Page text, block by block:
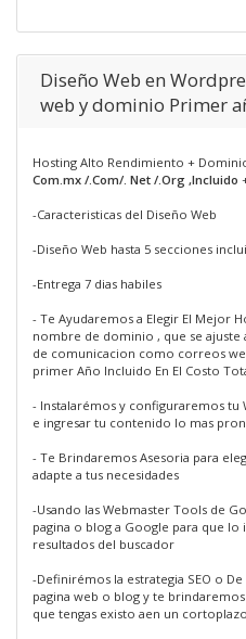
Diseño Web en
web y dominio Primer
Hosting Alto Rendimiento +
Com.mx /.Com/. Net /.Org ,Incluido
-Caracteristicas del Diseño Web
-Diseño Web hasta 5 secciones
-Entrega 7 dias habiles
- Te Ayudaremos a Elegir El Mejor
nombre de dominio , que se
de comunicacion como correos
primer Año Incluido En El Costo
- Instalarémos y configuraremos tu
e ingresar tu contenido lo mas
- Te Brindaremos Asesoria para
adapte a tus necesidades
-Usando las Webmaster Tools de
pagina o blog a Google para que lo
resultados del buscador
-Definirémos la estrategia SEO o
pagina web o blog y te
que tengas existo aen un